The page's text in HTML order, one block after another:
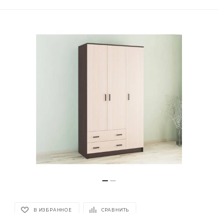
В ИЗБРАННОЕ СРАВНИТЬ